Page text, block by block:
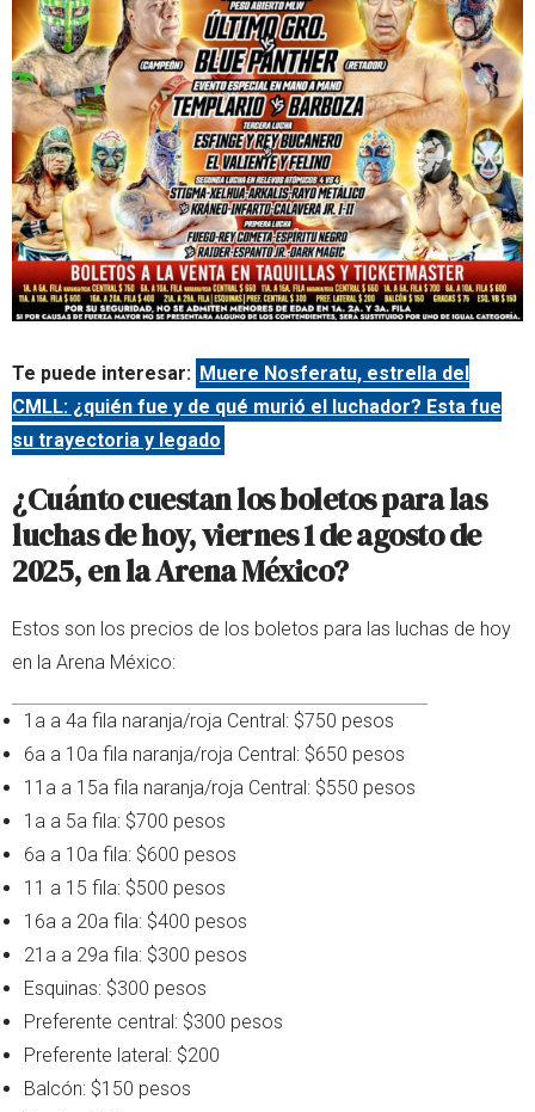
Te puede interesar: Muere Nosferatu, estrella del
CMLL: ¿quién fue y de qué murió el luchador? Esta fue
su trayectoria y legado
¿Cuánto cuestan los boletos para las
luchas de hoy, viernes 1 de agosto de
2025, en la Arena México?
Estos son los precios de los boletos para las luchas de hoy
en la Arena México:
1a a 4a fila naranja/roja Central: $750 pesos
6a a 10a fila naranja/roja Central: $650 pesos
11a a 15a fila naranja/roja Central: $550 pesos
1a a 5a fila: $700 pesos
6a a 10a fila: $600 pesos
11 a 15 fila: $500 pesos
16a a 20a fila: $400 pesos
21a a 29a fila: $300 pesos
Esquinas: $300 pesos
Preferente central: $300 pesos
Preferente lateral: $200
Balcón: $150 pesos